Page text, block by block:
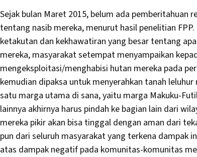
Sejak bulan Maret 2015, belum ada
tentang nasib mereka, menurut hasil penelitian
ketakutan dan kekhawatiran yang besar tentang
mereka, masyarakat setempat menyampaikan
mengeksploitasi/menghabisi hutan mereka pada
kemudian dipaksa untuk menyerahkan tanah
satu marga utama di sana, yaitu marga Makuku-
lainnya akhirnya harus pindah ke bagian lain dari
mereka pikir akan bisa tinggal dengan aman dari
pun dari seluruh masyarakat yang terkena dampak
atas dampak negatif pada komunitas-komunitas